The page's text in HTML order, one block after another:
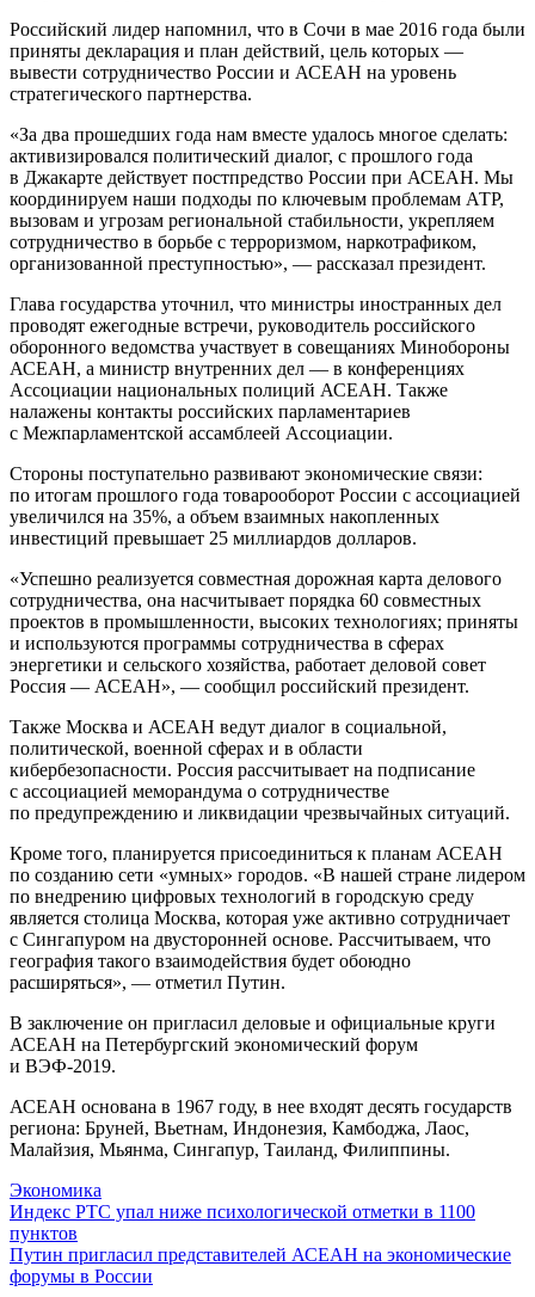
Российский лидер напомнил, что в Сочи в мае 2016 года были
приняты декларация и план действий, цель которых —
вывести сотрудничество России и АСЕАН на уровень
стратегического партнерства.
«За два прошедших года нам вместе удалось многое сделать:
активизировался политический диалог, с прошлого года
в Джакарте действует постпредство России при АСЕАН. Мы
координируем наши подходы по ключевым проблемам АТР,
вызовам и угрозам региональной стабильности, укрепляем
сотрудничество в борьбе с терроризмом, наркотрафиком,
организованной преступностью», — рассказал президент.
Глава государства уточнил, что министры иностранных дел
проводят ежегодные встречи, руководитель российского
оборонного ведомства участвует в совещаниях Минобороны
АСЕАН, а министр внутренних дел — в конференциях
Ассоциации национальных полиций АСЕАН. Также
налажены контакты российских парламентариев
с Межпарламентской ассамблеей Ассоциации.
Стороны поступательно развивают экономические связи:
по итогам прошлого года товарооборот России с ассоциацией
увеличился на 35%, а объем взаимных накопленных
инвестиций превышает 25 миллиардов долларов.
«Успешно реализуется совместная дорожная карта делового
сотрудничества, она насчитывает порядка 60 совместных
проектов в промышленности, высоких технологиях; приняты
и используются программы сотрудничества в сферах
энергетики и сельского хозяйства, работает деловой совет
Россия — АСЕАН», — сообщил российский президент.
Также Москва и АСЕАН ведут диалог в социальной,
политической, военной сферах и в области
кибербезопасности. Россия рассчитывает на подписание
с ассоциацией меморандума о сотрудничестве
по предупреждению и ликвидации чрезвычайных ситуаций.
Кроме того, планируется присоединиться к планам АСЕАН
по созданию сети «умных» городов. «В нашей стране лидером
по внедрению цифровых технологий в городскую среду
является столица Москва, которая уже активно сотрудничает
с Сингапуром на двусторонней основе. Рассчитываем, что
география такого взаимодействия будет обоюдно
расширяться», — отметил Путин.
В заключение он пригласил деловые и официальные круги
АСЕАН на Петербургский экономический форум
и ВЭФ-2019.
АСЕАН основана в 1967 году, в нее входят десять государств
региона: Бруней, Вьетнам, Индонезия, Камбоджа, Лаос,
Малайзия, Мьянма, Сингапур, Таиланд, Филиппины.
Экономика
Навигация
по
записям
Индекс РТС упал ниже психологической отметки в 1100
пунктов
Путин пригласил представителей АСЕАН на экономические
форумы в России